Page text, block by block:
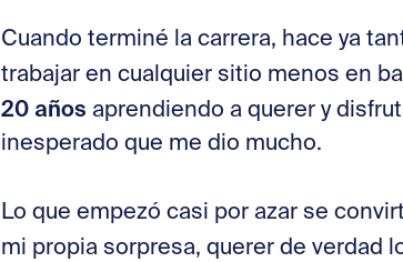
Cuando terminé la carrera, hace ya
trabajar en cualquier sitio menos en
20 años aprendiendo a querer y
inesperado que me dio mucho.
Lo que empezó casi por azar se
mi propia sorpresa, querer de verdad